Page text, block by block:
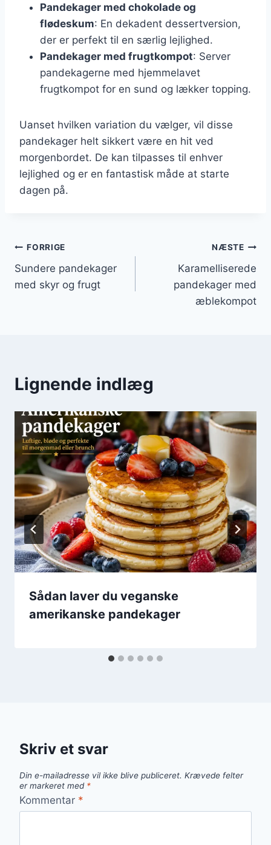
Pandekager med chokolade og
flødeskum: En dekadent dessertversion,
der er perfekt til en særlig lejlighed.
Pandekager med frugtkompot: Server
pandekagerne med hjemmelavet
frugtkompot for en sund og lækker topping.
Uanset hvilken variation du vælger, vil disse
pandekager helt sikkert være en hit ved
morgenbordet. De kan tilpasses til enhver
lejlighed og er en fantastisk måde at starte
dagen på.
Indlægsnavigation
FORRIGE
Sundere pandekager
med skyr og frugt
NÆSTE
Karamelliserede
pandekager med
æblekompot
Lignende indlæg
Sådan laver du veganske
amerikanske pandekager
Skriv et svar
Din e-mailadresse vil ikke blive publiceret. Krævede felter
er markeret med *
Kommentar *